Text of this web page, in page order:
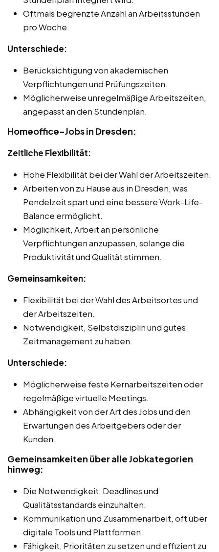
Oftmals begrenzte Anzahl an Arbeitsstunden
pro Woche.
Unterschiede:
Berücksichtigung von akademischen
Verpflichtungen und Prüfungszeiten.
Möglicherweise unregelmäßige Arbeitszeiten,
angepasst an den Stundenplan.
Homeoffice-Jobs in Dresden:
Zeitliche Flexibilität:
Hohe Flexibilität bei der Wahl der Arbeitszeiten.
Arbeiten von zu Hause aus in Dresden, was
Pendelzeit spart und eine bessere Work-Life-
Balance ermöglicht.
Möglichkeit, Arbeit an persönliche
Verpflichtungen anzupassen, solange die
Produktivität und Qualität stimmen.
Gemeinsamkeiten:
Flexibilität bei der Wahl des Arbeitsortes und
der Arbeitszeiten.
Notwendigkeit, Selbstdisziplin und gutes
Zeitmanagement zu haben.
Unterschiede:
Möglicherweise feste Kernarbeitszeiten oder
regelmäßige virtuelle Meetings.
Abhängigkeit von der Art des Jobs und den
Erwartungen des Arbeitgebers oder der
Kunden.
Gemeinsamkeiten über alle Jobkategorien
hinweg:
Die Notwendigkeit, Deadlines und
Qualitätsstandards einzuhalten.
Kommunikation und Zusammenarbeit, oft über
digitale Tools und Plattformen.
Fähigkeit, Prioritäten zu setzen und effizient zu